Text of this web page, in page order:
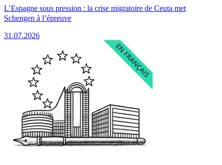
L’Espagne sous pression : la crise migratoire de Ceuta met
Schengen à l’épreuve
31.07.2026